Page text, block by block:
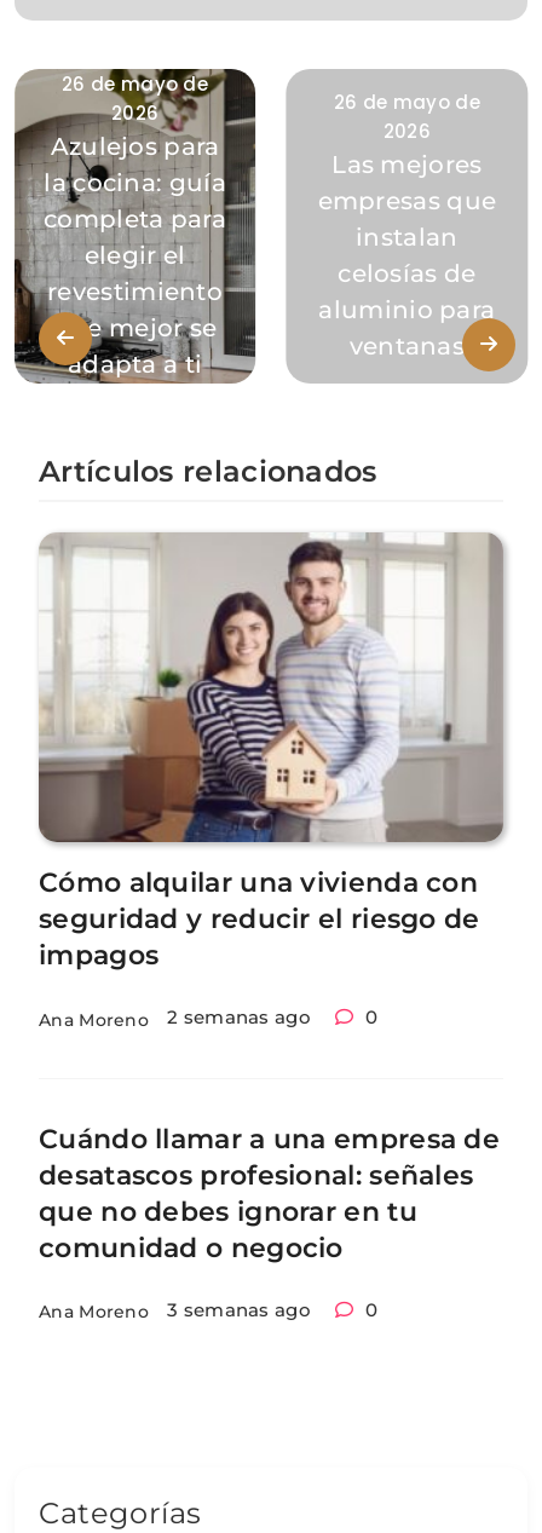
26 de mayo de
2026
Azulejos para
la cocina: guía
completa para
elegir el
revestimiento
que mejor se
adapta a ti
26 de mayo de
2026
Las mejores
empresas que
instalan
celosías de
aluminio para
ventanas
Artículos relacionados
Cómo alquilar una vivienda con
seguridad y reducir el riesgo de
impagos
Ana Moreno 2 semanas ago 0
Cuándo llamar a una empresa de
desatascos profesional: señales
que no debes ignorar en tu
comunidad o negocio
Ana Moreno 3 semanas ago 0
Categorías